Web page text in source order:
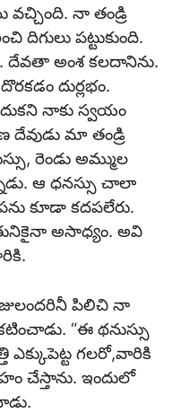
నా తండ్రి
దిగులు పట్టుకుంది.
దేవతా అంశ కలదానిను.
దుర్లభం.
నాకు స్వయం
దేవుడు మా తండ్రి
రెండు అమ్ముల
ఆ ధనస్సు చాలా
కూడా కదపలేరు.
అసాధ్యం. అవి
పిలిచి నా
“ఈ థనుస్సు
గలరో,వారికి
చేస్తాను. ఇందులో